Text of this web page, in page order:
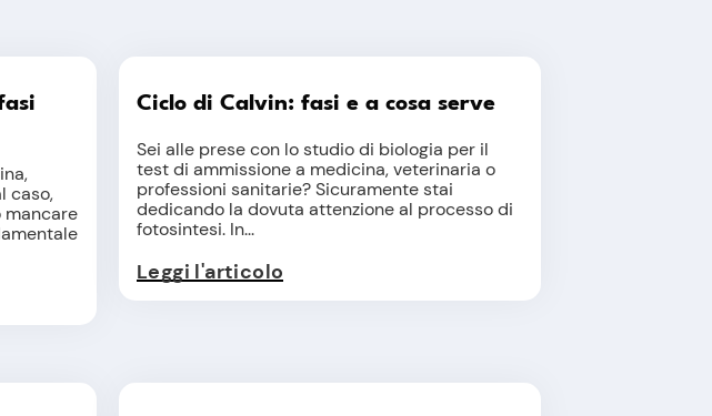
caso,
mancare
Ciclo di Calvin: fasi e a cosa serve
Sei alle prese con lo studio di biologia per il
test di ammissione a medicina, veterinaria o
professioni sanitarie? Sicuramente stai
dedicando la dovuta attenzione al processo di
fotosintesi. In...
Leggi l'articolo